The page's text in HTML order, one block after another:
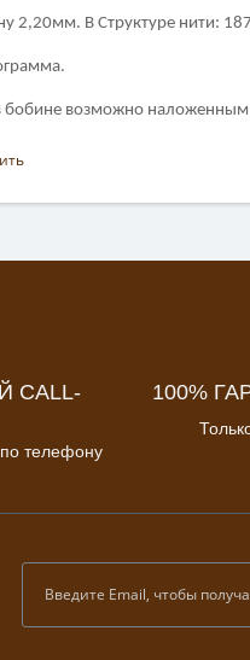
2,20мм. В Структуре нити:
бобине возможно
CALL-
телефону
100%